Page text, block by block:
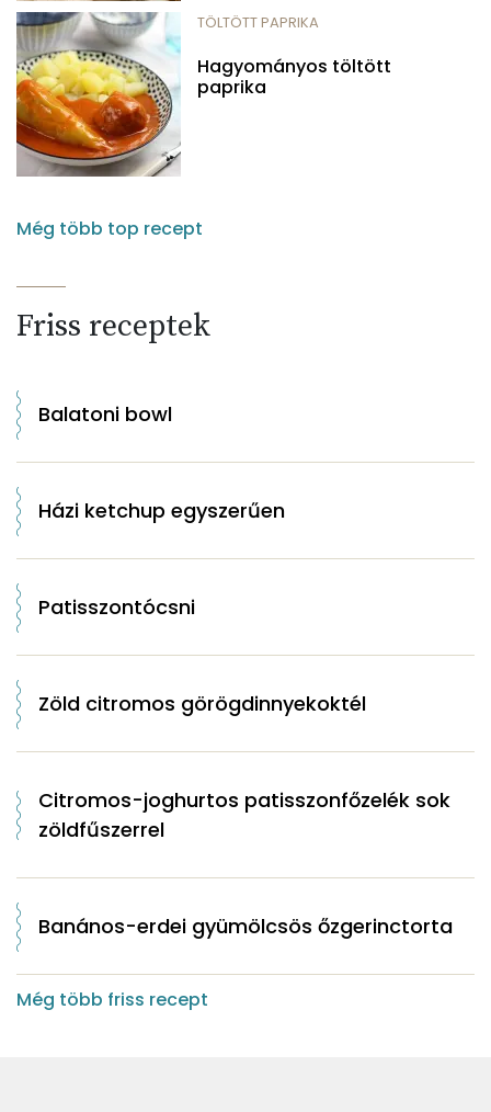
TÖLTÖTT PAPRIKA
Hagyományos töltött
paprika
Még több top recept
Friss receptek
Balatoni bowl
Házi ketchup egyszerűen
Patisszontócsni
Zöld citromos görögdinnyekoktél
Citromos-joghurtos patisszonfőzelék sok
zöldfűszerrel
Banános-erdei gyümölcsös őzgerinctorta
Még több friss recept